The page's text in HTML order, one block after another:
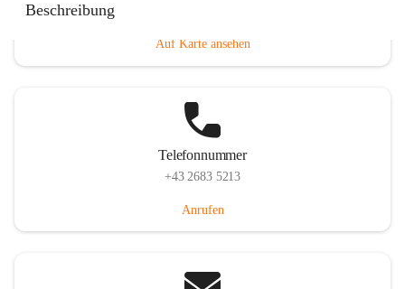
Beschreibung
Auf Karte ansehen
Telefonnummer
+43 2683 5213
Anrufen